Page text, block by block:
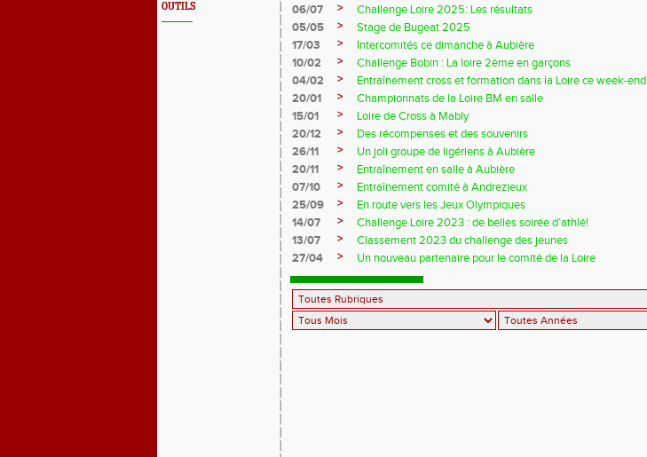
OUTILS
06/07
>
Challenge Loire 2025: Les résultats
05/05
>
Stage de Bugeat 2025
17/03
>
Intercomités ce dimanche à Aubière
10/02
>
Challenge Bobin : La loire 2ème en garçons
04/02
>
Entraînement cross et formation dans la Loire ce week-end
20/01
>
Championnats de la Loire BM en salle
15/01
>
Loire de Cross à Mably
20/12
>
Des récompenses et des souvenirs
26/11
>
Un joli groupe de ligériens à Aubière
20/11
>
Entraînement en salle à Aubière
07/10
>
Entraînement comité à Andrezieux
25/09
>
En route vers les Jeux Olympiques
14/07
>
Challenge Loire 2023 : de belles soirée d’athlé!
13/07
>
Classement 2023 du challenge des jeunes
27/04
> Un nouveau partenaire pour le comité de la Loire